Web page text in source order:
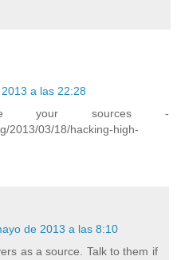
a las 22:28
your sources -
2013/03/18/hacking-high-
de 2013 a las 8:10
as a source. Talk to them if